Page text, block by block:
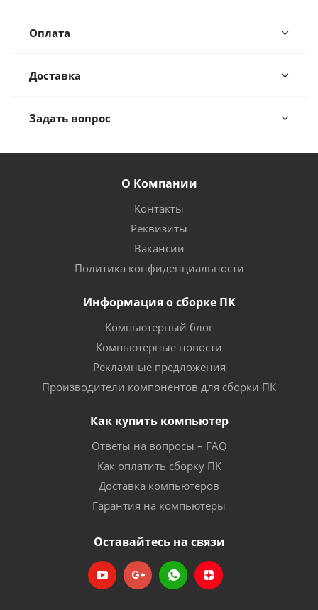
Оплата
Доставка
Задать вопрос
О Компании
Контакты
Реквизиты
Вакансии
Политика конфиденциальности
Информация о сборке ПК
Компьютерный блог
Компьютерные новости
Рекламные предложения
Производители компонентов для сборки ПК
Как купить компьютер
Ответы на вопросы – FAQ
Как оплатить сборку ПК
Доставка компьютеров
Гарантия на компьютеры
Оставайтесь на связи